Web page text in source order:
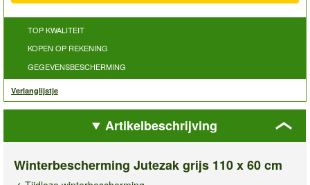
TOP KWALITEIT
KOPEN OP REKENING
GEGEVENSBESCHERMING
Verlanglijstje
Artikelbeschrijving
Winterbescherming Jutezak grijs 110 x 60 cm